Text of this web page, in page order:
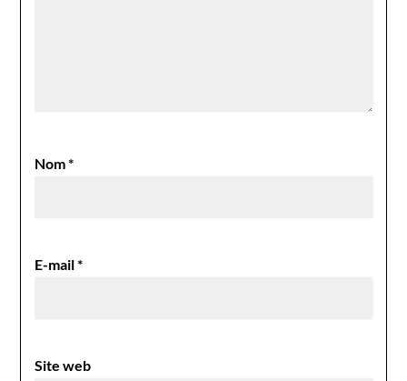
Nom*
E-mail*
Site web